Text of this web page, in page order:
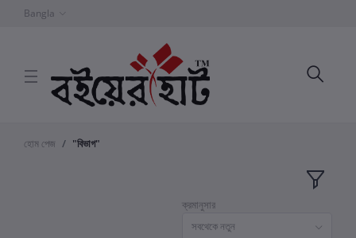
Bangla
হোম পেজ "বিভাগ"
ক্রমানুসার
সবথেকে নতুন